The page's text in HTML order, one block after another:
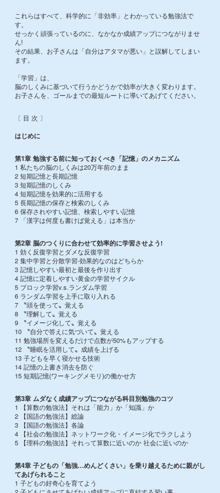
これらはすべて、科学的に「非効率」とわかっている勉強法で
す。
せっかく頑張っているのに、なかなか成績アップにつながりませ
ん!
その結果、お子さんは「自分はアタマが悪い」と誤解してしまい
ます。
「学習」は、
脳のしくみに基づいて行うかどうかで効率が大きく変わります。
お子さんを、ゴールまでの最短ルートに導いてあげてください。
〔 目 次 〕
はじめに
第1章 勉強する前に知っておくべき「記憶」のメカニズム
1 私たちの脳のしくみは20万年前のまま
2 短期記憶と長期記憶
3 短期記憶のしくみ
4 短期記憶を効果的に活用する
5 長期記憶の保存と検索のしくみ
6 保存されやすい記憶、検索しやすい記憶
7 「漢字は何度も書けば覚える」は本当か
第2章 脳のつくりに合わせて効率的に学習させよう!
1 効く反復学習とダメな反復学習
2 集中学習と分散学習-効果的なのはどちらか
3 記憶しやすい最初と最後を作り出す
4 記憶に定着しやすい黄金の学習サイクル
5 ブロック学習v.s.ランダム学習
6 ランダム学習を上手に取り入れる
7 〝頭を使って〟覚える
8 〝理解して〟覚える
9 〝イメージ化して〟覚える
10 〝自分で答えに気づいて〟覚える
11 勉強場所を変えるだけで点数が50%もアップする
12 〝睡眠を活用して〟成績を上げる
13 子どもを早く寝かせる技術
14 記憶の上書き消去を防ぐ
15 短期記憶(ワーキングメモリ)の働かせ方
第3章 ムダなく成績アップにつながる科目別勉強のコツ
1 【算数の勉強法】それは「能力」か「知識」か
2 【国語の勉強法】総論
3 【国語の勉強法】各論
4 【社会の勉強法】ネットワーク化・イメージ化でラクしよう
5 【理科の勉強法】それって算数に近いのか 社会に近いのか
第4章 子どもの「勉強…めんどくさい」を乗り越えるために親がし
てあげられること
1 子どもの好奇心を育てよう